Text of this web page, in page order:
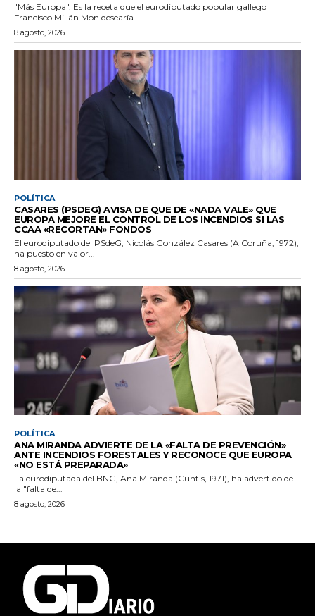
"Más Europa". Es la receta que el eurodiputado popular gallego
Francisco Millán Mon desearía...
8 agosto, 2026
POLÍTICA
CASARES (PSDEG) AVISA DE QUE DE «NADA VALE» QUE
EUROPA MEJORE EL CONTROL DE LOS INCENDIOS SI LAS
CCAA «RECORTAN» FONDOS
El eurodiputado del PSdeG, Nicolás González Casares (A Coruña, 1972),
ha puesto en valor...
8 agosto, 2026
POLÍTICA
ANA MIRANDA ADVIERTE DE LA «FALTA DE PREVENCIÓN»
ANTE INCENDIOS FORESTALES Y RECONOCE QUE EUROPA
«NO ESTÁ PREPARADA»
La eurodiputada del BNG, Ana Miranda (Cuntis, 1971), ha advertido de
la "falta de...
8 agosto, 2026